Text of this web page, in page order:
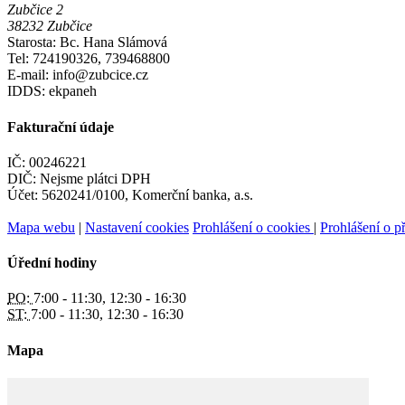
Zubčice 2
38232 Zubčice
Starosta: Bc. Hana Slámová
Tel: 724190326, 739468800
E-mail: info@zubcice.cz
IDDS: ekpaneh
Fakturační údaje
IČ: 00246221
DIČ: Nejsme plátci DPH
Účet: 5620241/0100, Komerční banka, a.s.
Mapa webu | Nastavení cookies Prohlášení o cookies | Prohlášení o
Úřední hodiny
PO: 7:00 - 11:30, 12:30 - 16:30
ST: 7:00 - 11:30, 12:30 - 16:30
Mapa